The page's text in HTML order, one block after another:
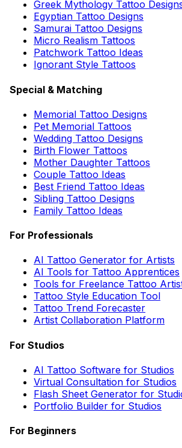
Greek Mythology Tattoo
Egyptian Tattoo Designs
Samurai Tattoo Designs
Micro Realism Tattoos
Patchwork Tattoo Ideas
Ignorant Style Tattoos
Special & Matching
Memorial Tattoo Designs
Pet Memorial Tattoos
Wedding Tattoo Designs
Birth Flower Tattoos
Mother Daughter Tattoos
Couple Tattoo Ideas
Best Friend Tattoo Ideas
Sibling Tattoo Designs
Family Tattoo Ideas
For Professionals
AI Tattoo Generator for Artists
AI Tools for Tattoo Apprentices
Tools for Freelance Tattoo
Tattoo Style Education Tool
Tattoo Trend Forecaster
Artist Collaboration Platform
For Studios
AI Tattoo Software for Studios
Virtual Consultation for Studios
Flash Sheet Generator for
Portfolio Builder for Studios
For Beginners